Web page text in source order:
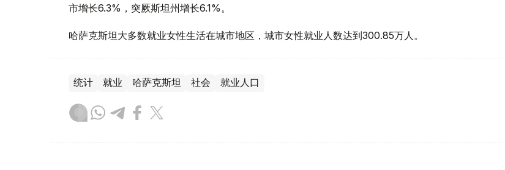
市增长6.3%，突厥斯坦州增长6.1%。
哈萨克斯坦大多数就业女性生活在城市地区，城市女性就业人数达到300.85万人。
统计 就业 哈萨克斯坦 社会 就业人口